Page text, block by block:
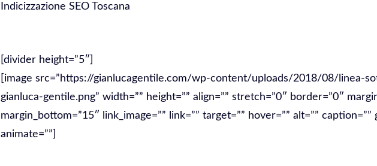
Indicizzazione SEO Toscana
[divider height=”5″]
[image src=”https://gianlucagentile.com/wp-content/uploads/2018/08/linea-
gianluca-gentile.png” width=”” height=”” align=”” stretch=”0″ border=”0″
margin_bottom=”15″ link_image=”” link=”” target=”” hover=”” alt=”” caption=””
animate=””]